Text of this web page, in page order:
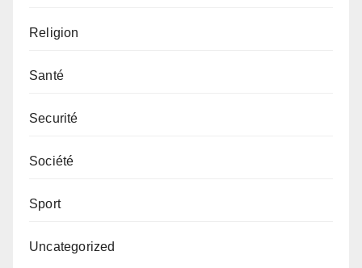
Religion
Santé
Securité
Société
Sport
Uncategorized